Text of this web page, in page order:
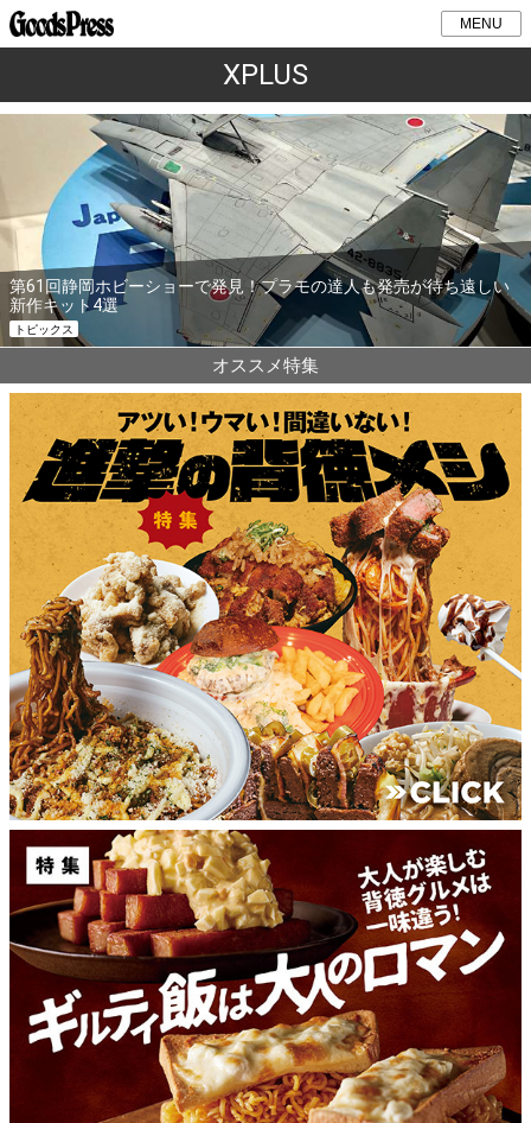
MENU
XPLUS
第61回静岡ホビーショーで発見！プラモの達人も発売が待ち遠しい
新作キット4選
トピックス
オススメ特集